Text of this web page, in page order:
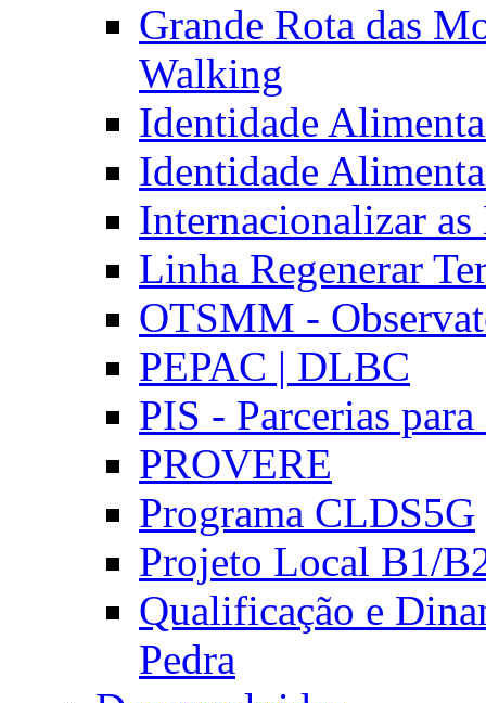
Grande Rota das
Walking
Identidade
Identidade
Internacionalizar
Linha Regenerar
OTSMM -
PEPAC | DLBC
PIS - Parcerias
PROVERE
Programa CLDS5G
Projeto Local B1/
Qualificação e
Pedra